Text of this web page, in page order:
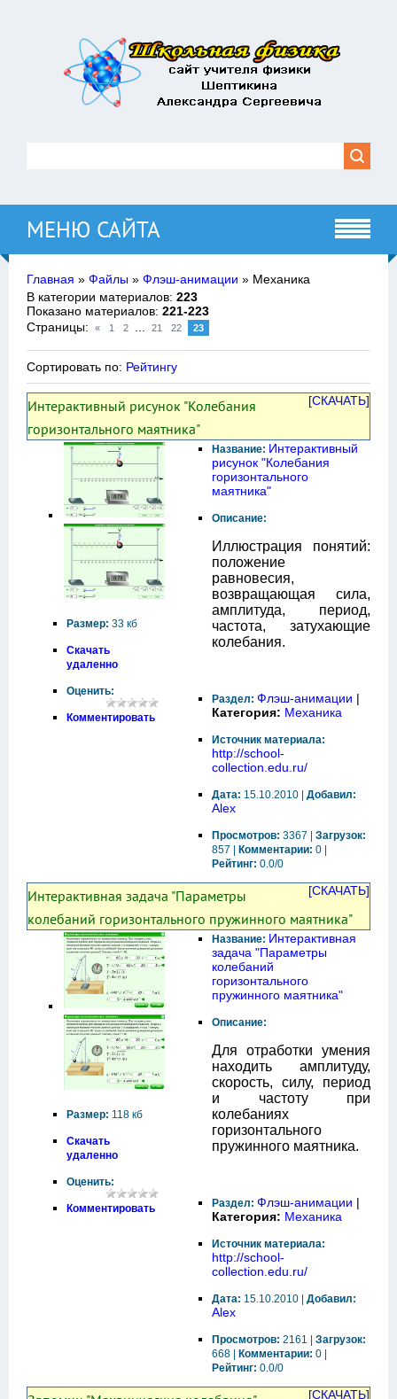
МЕНЮ САЙТА
Главная » Файлы » Флэш-анимации » Механика
В категории материалов: 223
Показано материалов: 221-223
Страницы: « 1 2 21 22 23
Сортировать по: Рейтингу
[СКАЧАТЬ]
Интерактивный рисунок "Колебания
горизонтального маятника"
Размер: 33 кб
Скачать
удаленно
Оценить:
Комментировать
Название: Интерактивный
рисунок "Колебания
горизонтального
маятника"
Описание:
Иллюстрация понятий:
положение
равновесия,
возвращающая сила,
амплитуда, период,
частота, затухающие
колебания.
Раздел: Флэш-анимации |
Категория: Механика
Источник материала:
http://school-
collection.edu.ru/
Дата: 15.10.2010 | Добавил:
Alex
Просмотров: 3367 | Загрузок:
857 |
Комментарии: 0 |
Рейтинг: 0.0/0
[СКАЧАТЬ]
Интерактивная задача "Параметры
колебаний горизонтального пружинного маятника"
Размер: 118 кб
Скачать
удаленно
Оценить:
Комментировать
Название: Интерактивная
задача "Параметры
колебаний
горизонтального
пружинного маятника"
Описание:
Для отработки умения
находить амплитуду,
скорость, силу, период
и частоту при
колебаниях
горизонтального
пружинного маятника.
Раздел: Флэш-анимации |
Категория: Механика
Источник материала:
http://school-
collection.edu.ru/
Дата: 15.10.2010 | Добавил:
Alex
Просмотров: 2161 | Загрузок:
668 |
Комментарии: 0 |
Рейтинг: 0.0/0
[СКАЧАТЬ]